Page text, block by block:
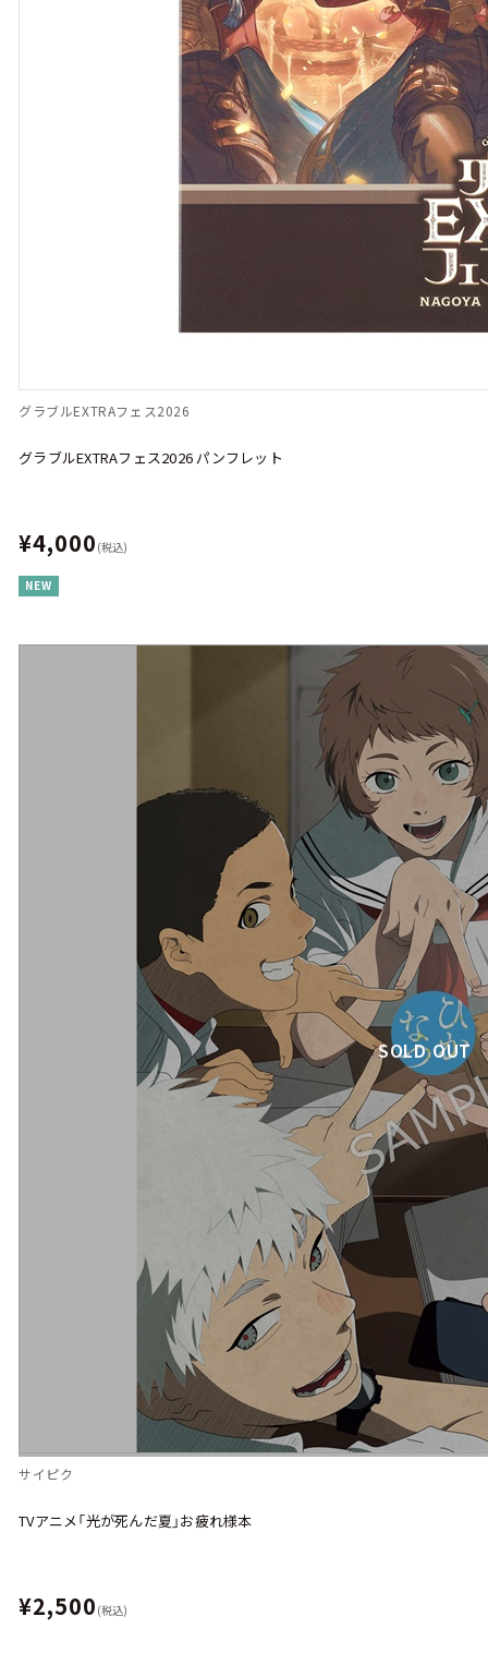
グラブルEXTRAフェス2026
グラブルEXTRAフェス2026 パンフレット
¥4,000 (税込)
NEW
SOLD OUT
サイピク
TVアニメ「光が死んだ夏」お疲れ様本
¥2,500 (税込)